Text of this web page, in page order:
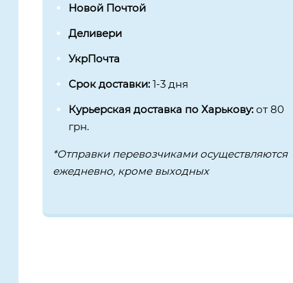
Новой Почтой
Деливери
УкрПочта
Срок доставки:1-3 дня
Курьерская доставка по Харькову:от 80
грн.
*Отправки перевозчиками осуществляются
ежедневно, кроме выходных